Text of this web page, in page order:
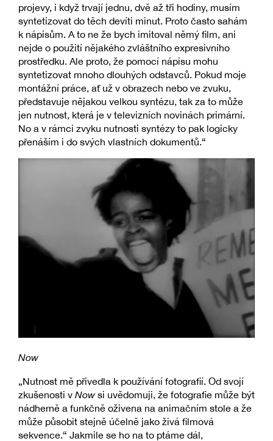
projevy, i když trvají jednu, dvě až tři hodiny, musím
syntetizovat do těch devíti minut. Proto často sahám
k nápisům. A to ne že bych imitoval němý film, ani
nejde o použití nějakého zvláštního expresivního
prostředku. Ale proto, že pomocí nápisu mohu
syntetizovat mnoho dlouhých odstavců. Pokud moje
montážní práce, ať už v obrazech nebo ve zvuku,
představuje nějakou velkou syntézu, tak za to může
jen nutnost, která je v televizních novinách primární.
No a v rámci zvyku nutnosti syntézy to pak logicky
přenáším i do svých vlastních dokumentů.“
Now
„Nutnost mě přivedla k používání fotografií. Od svojí
zkušenosti v Now si uvědomuji, že fotografie může být
nádherně a funkčně oživena na animačním stole a že
může působit stejně účelně jako živá filmová
sekvence.“ Jakmile se ho na to ptáme dál,